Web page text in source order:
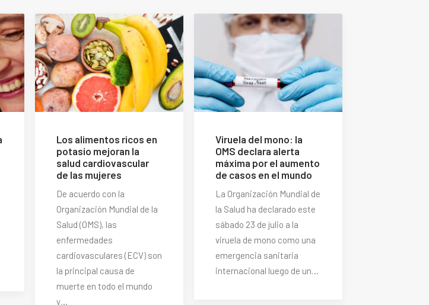
Los alimentos ricos en
potasio mejoran la
salud cardiovascular
de las mujeres
De acuerdo con la
Organización Mundial de la
Salud (OMS), las
enfermedades
cardiovasculares (ECV) son
la principal causa de
muerte en todo el mundo
y…
Viruela del mono: la
OMS declara alerta
máxima por el aumento
de casos en el mundo
La Organización Mundial de
la Salud ha declarado este
sábado 23 de julio a la
viruela de mono como una
emergencia sanitaria
internacional luego de un…